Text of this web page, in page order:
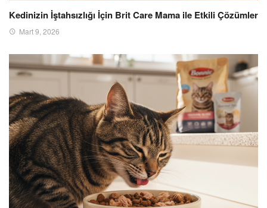
Kedinizin İştahsızlığı İçin Brit Care Mama ile Etkili Çözümler
Mart 9, 2026